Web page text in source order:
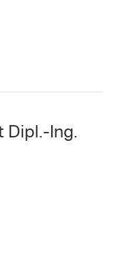
Dipl.-Ing.